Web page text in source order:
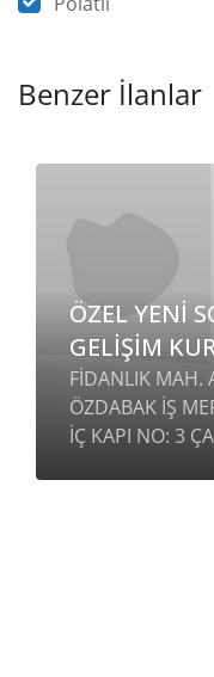
Benzer İlanlar
ÖZEL YENİ
GELİŞİM
FİDANLIK MAH.
ÖZDABAK İŞ
İÇ KAPI NO: 3